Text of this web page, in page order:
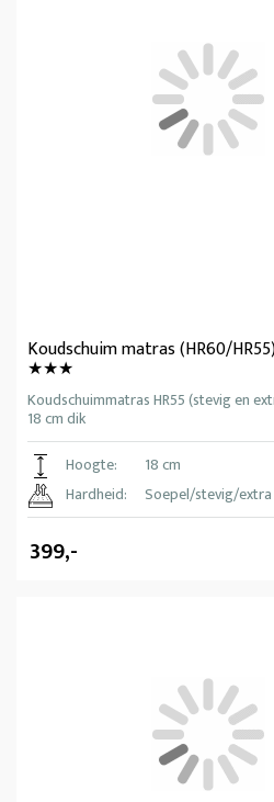
Koudschuim matras (HR60/
★★★
Koudschuimmatras HR55 (stevig en
18 cm dik
Hoogte:
18 cm
Hardheid:
Soepel/stevig/
399,-